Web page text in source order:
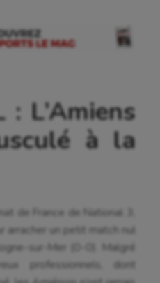
: L’Amiens
à la
de France de National 3,
arracher un petit match nul
sur-Mer (0-0). Malgré
professionnels, dont